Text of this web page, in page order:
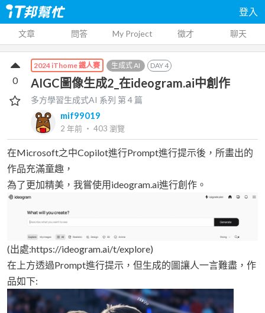
登入
文章 問答 My Project 徵才 聊天
2024 iThome 鐵人賽 生成式 AI DAY4
AIGC圖像生成2_在ideogram.ai中創作
多方學習生成式AI 系列 第4 篇
mif99019
2 年前 ‧ 403 瀏覽
0
在Microsoft之中Copilot進行Prompt進行提示後，所畫出的
作品充滿童趣，
為了更加精美，我嘗使用ideogram.ai進行創作。
(出處:https://ideogram.ai/t/explore)
在上方透過Prompt進行提示，但生成的圖讓人一言難盡，作
品如下: